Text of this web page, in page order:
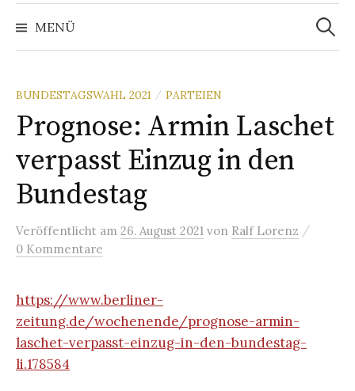
MENÜ
Suchen
nach:
BUNDESTAGSWAHL 2021 / PARTEIEN
Prognose: Armin Laschet
verpasst Einzug in den
Bundestag
Veröffentlicht am 26. August 2021 von Ralf Lorenz /
0 Kommentare
https://www.berliner-
zeitung.de/wochenende/prognose-armin-
laschet-verpasst-einzug-in-den-bundestag-
li.178584